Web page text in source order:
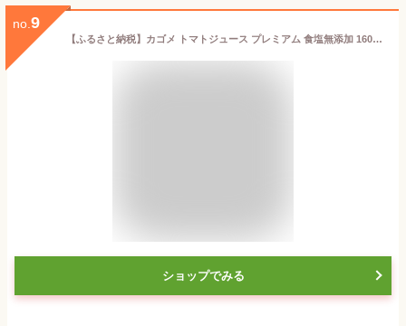
no. 9
【ふるさと納税】カゴメ トマトジュース プレミアム 食塩無添加 160g 缶 30本入 訳あり ストレート製法 無塩 数量限定【トマト ジュース 食塩 無添加 旬の国産とれたてトマト 100％ 栃木県 那須塩原市 】
ショップでみる